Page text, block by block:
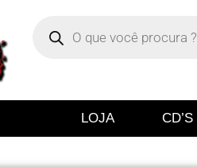
LOJA CD’S